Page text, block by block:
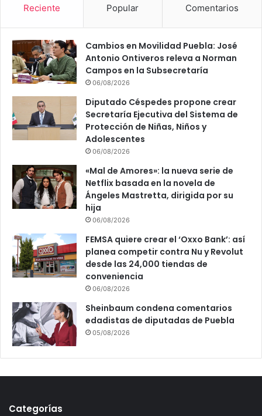
Reciente Popular Comentarios
Cambios en Movilidad Puebla: José
Antonio Ontiveros releva a Norman
Campos en la Subsecretaría
06/08/2026
Diputado Céspedes propone crear
Secretaría Ejecutiva del Sistema de
Protección de Niñas, Niños y
Adolescentes
06/08/2026
«Mal de Amores»: la nueva serie de
Netflix basada en la novela de
Ángeles Mastretta, dirigida por su
hija
06/08/2026
FEMSA quiere crear el ‘Oxxo Bank’: así
planea competir contra Nu y Revolut
desde las 24,000 tiendas de
conveniencia
06/08/2026
Sheinbaum condena comentarios
edadistas de diputadas de Puebla
05/08/2026
Categorías